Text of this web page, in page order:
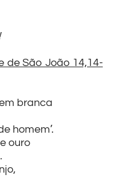
de São João 14,14-
branca
homem’.
ouro